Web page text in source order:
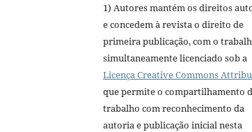
1) Autores mantém os direitos
e concedem à revista o direito de
primeira publicação, com o
simultaneamente licenciado sob a
Licença Creative Commons
que permite o compartilhamento
trabalho com reconhecimento da
autoria e publicação inicial nesta